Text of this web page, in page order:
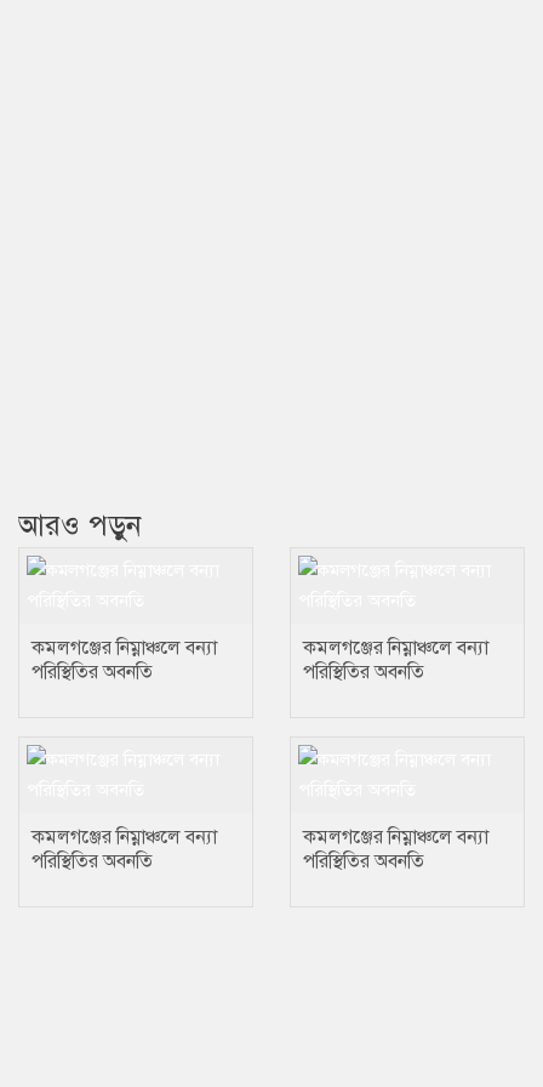
আরও পড়ুন
কমলগঞ্জের নিম্নাঞ্চলে বন্যা
পরিস্থিতির অবনতি
কমলগঞ্জের নিম্নাঞ্চলে বন্যা
পরিস্থিতির অবনতি
কমলগঞ্জের নিম্নাঞ্চলে বন্যা
পরিস্থিতির অবনতি
কমলগঞ্জের নিম্নাঞ্চলে বন্যা
পরিস্থিতির অবনতি